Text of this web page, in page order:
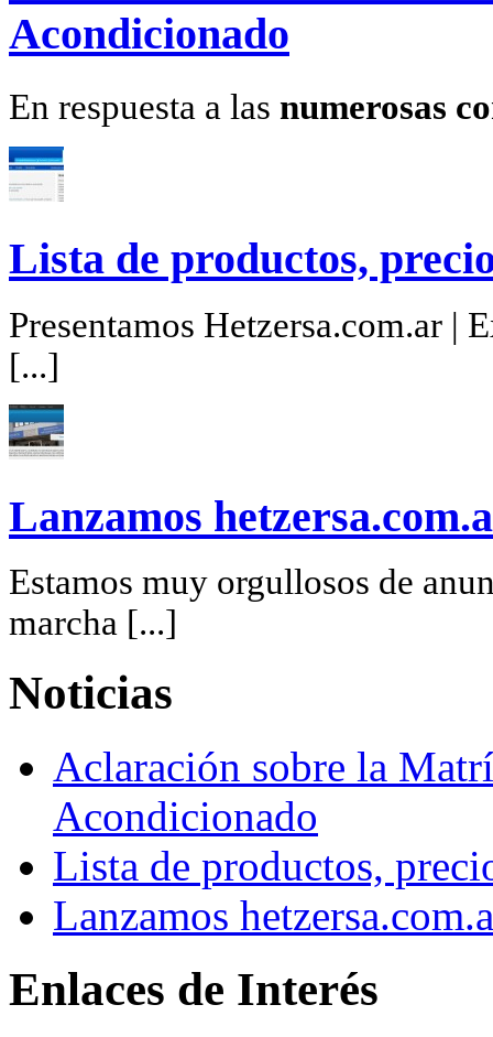
Acondicionado
En respuesta a las numerosas
Lista de productos,
Presentamos Hetzersa.com.ar |
[...]
Lanzamos
Estamos muy orgullosos de
marcha [...]
Noticias
Aclaración sobre la
Acondicionado
Lista de productos,
Lanzamos
Enlaces de Interés